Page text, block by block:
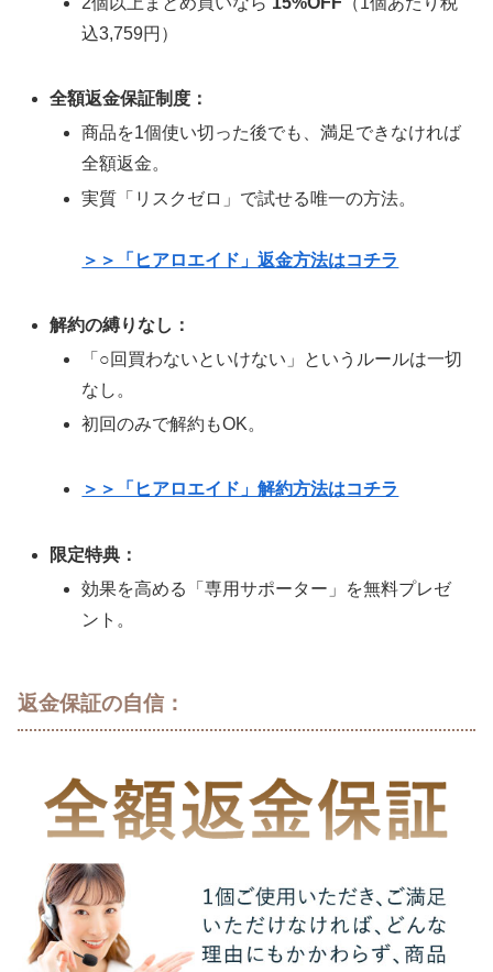
込3,759円）
全額返金保証制度：
商品を1個使い切った後でも、満足できなければ
全額返金。
実質「リスクゼロ」で試せる唯一の方法。
＞＞「ヒアロエイド」返金方法はコチラ
解約の縛りなし：
「○回買わないといけない」というルールは一切
なし。
初回のみで解約もOK。
＞＞「ヒアロエイド」解約方法はコチラ
限定特典：
効果を高める「専用サポーター」を無料プレゼ
ント。
返金保証の自信：